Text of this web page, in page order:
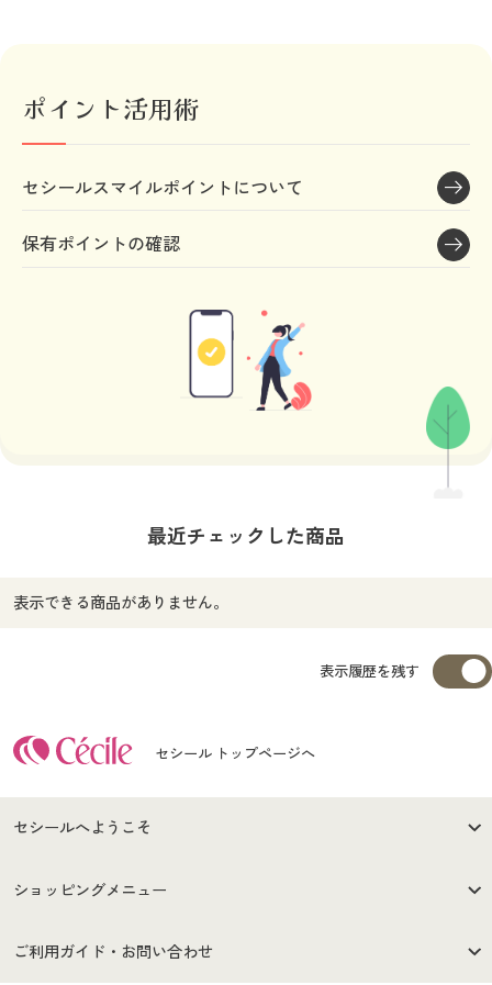
ポイント活用術
セシールスマイルポイントについて
保有ポイントの確認
最近チェックした商品
表示できる商品がありません。
表示履歴を残す
セシール トップページへ
セシールへようこそ
はじめての方へ
セシールご利用規約
ショッピングメニュー
商品カテゴリ
ご利用ガイド・お問い合わせ